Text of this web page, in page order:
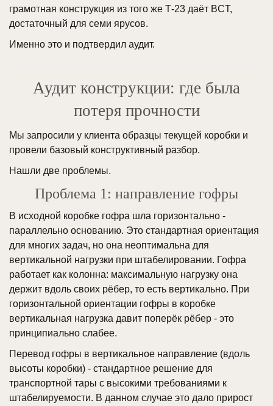
грамотная конструкция из того же Т-23 даёт BCT,
достаточный для семи ярусов.
Именно это и подтвердил аудит.
Аудит конструкции: где была
потеря прочности
Мы запросили у клиента образцы текущей коробки и
провели базовый конструктивный разбор.
Нашли две проблемы.
Проблема 1: направление гофры
В исходной коробке гофра шла горизонтально -
параллельно основанию. Это стандартная ориентация
для многих задач, но она неоптимальна для
вертикальной нагрузки при штабелировании. Гофра
работает как колонна: максимальную нагрузку она
держит вдоль своих рёбер, то есть вертикально. При
горизонтальной ориентации гофры в коробке
вертикальная нагрузка давит поперёк рёбер - это
принципиально слабее.
Перевод гофры в вертикальное направление (вдоль
высоты коробки) - стандартное решение для
транспортной тары с высокими требованиями к
штабелируемости. В данном случае это дало прирост